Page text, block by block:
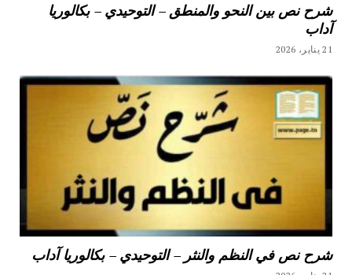
شرح نص بين النحو والمنطق – التوحيدي – بكالوريا
آداب
21 يناير، 2026
شرح نص في النظم والنثر – التوحيدي – بكالوريا آداب